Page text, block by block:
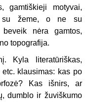
gamtiškieji motyvai,
su žeme, o ne su
nėra gamtos,
topografija.
Kyla literatūriškas,
klausimas: kas po
Kas išnirs, ar
dumblo ir žuviškumo